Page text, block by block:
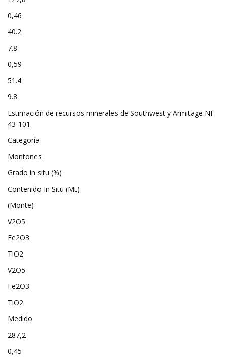
0,46
40.2
7.8
0,59
51.4
9.8
Estimación de recursos minerales de Southwest y Armitage NI
43-101
Categoría
Montones
Grado in situ (%)
Contenido In Situ (Mt)
(Monte)
V2O5
Fe2O3
TiO2
V2O5
Fe2O3
TiO2
Medido
287,2
0,45